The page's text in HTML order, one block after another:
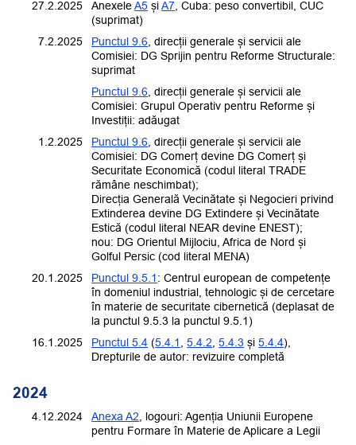
27.2.2025
AnexeleA5 șiA7 ,Cuba: peso convertibil, CUC
(suprimat)
7.2.2025
Punctul 9.6 , direcții generale și servicii ale
Comisiei: DG Sprijin pentru Reforme Structurale:
suprimat
Punctul 9.6 , direcții generale și servicii ale
Comisiei:Grupul Operativ pentru Reforme și
Investiții: adăugat
1.2.2025
Punctul 9.6 , direcții generale și servicii ale
Comisiei: DG Comerț devine DG Comerț și
Securitate Economică (codul literal TRADE
rămâne neschimbat);
Direcția Generală Vecinătate și Negocieri privind
Extinderea devine DG Extindere și Vecinătate
Estică (codul literal NEAR devine ENEST);
nou: DG Orientul Mijlociu, Africa de Nord și
Golful Persic (cod literal MENA)
20.1.2025
Punctul 9.5.1: Centrul european de competențe
în domeniul industrial, tehnologic și de cercetare
în materie de securitate cibernetică (deplasat de
la punctul 9.5.3 la punctul 9.5.1)
16.1.2025
Punctul 5.4 (5.4.1 ,5.4.2 ,5.4.3 și5.4.4),
Drepturile de autor: revizuire completă
2024
4.12.2024 Anexa A2, logouri: Agenția Uniunii Europene
pentru Formare în Materie de Aplicare a Legii